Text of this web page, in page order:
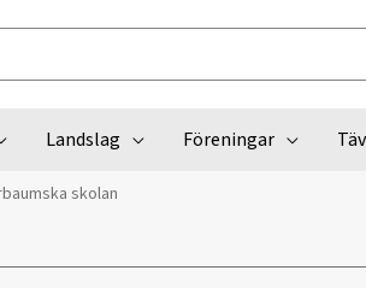
Landslag Föreningar
skolan